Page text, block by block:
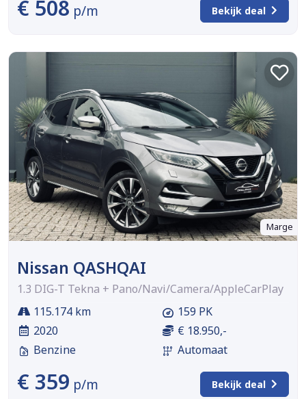
€ 508 p/m Bekijk deal
Marge
Nissan QASHQAI
1.3 DIG-T Tekna + Pano/Navi/Camera/AppleCarPlay
115.174 km
2020
Benzine
159 PK
€ 18.950,-
Automaat
€ 359 p/m Bekijk deal